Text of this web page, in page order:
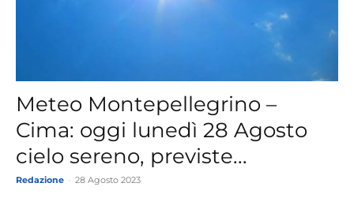
Meteo Montepellegrino –
Cima: oggi lunedì 28 Agosto
cielo sereno, previste...
Redazione 28 Agosto 2023